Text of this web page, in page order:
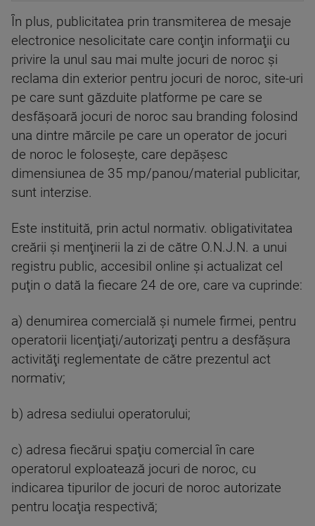
În plus, publicitatea prin transmiterea de mesaje
electronice nesolicitate care conţin informaţii cu
privire la unul sau mai multe jocuri de noroc şi
reclama din exterior pentru jocuri de noroc, site-uri
pe care sunt găzduite platforme pe care se
desfăşoară jocuri de noroc sau branding folosind
una dintre mărcile pe care un operator de jocuri
de noroc le foloseşte, care depăşesc
dimensiunea de 35 mp/panou/material publicitar,
sunt interzise.
Este instituită, prin actul normativ. obligativitatea
creării şi menţinerii la zi de către O.N.J.N. a unui
registru public, accesibil online şi actualizat cel
puţin o dată la fiecare 24 de ore, care va cuprinde:
a) denumirea comercială şi numele firmei, pentru
operatorii licenţiaţi/autorizaţi pentru a desfăşura
activităţi reglementate de către prezentul act
normativ;
b) adresa sediului operatorului;
c) adresa fiecărui spaţiu comercial în care
operatorul exploatează jocuri de noroc, cu
indicarea tipurilor de jocuri de noroc autorizate
pentru locaţia respectivă;